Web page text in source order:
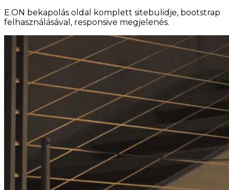
E.ON bekapolás oldal komplett sitebulidje, bootstrap
felhasználásával, responsive megjelenés.